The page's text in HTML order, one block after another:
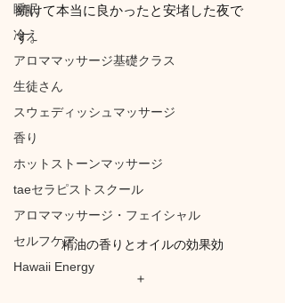
睡眠
冷え
アロママッサージ基礎クラス
生徒さん
スウェディッシュマッサージ
香り
ホットストーンマッサージ
taeセラピストスクール
アロママッサージ・フェイシャル
セルフケア
Hawaii Energy
続けて本当に良かったと安堵した夜で
す。
精油の香りとオイルの効果効
＋